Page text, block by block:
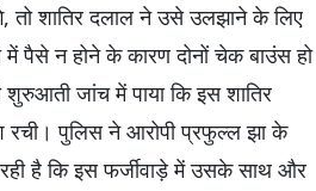
शातिर दलाल ने उसे उलझाने के लिए
पैसे न होने के कारण दोनों चेक बाउंस हो
जांच में पाया कि इस शातिर
रची। पुलिस ने आरोपी प्रफुल्ल झा के
है कि इस फर्जीवाड़े में उसके साथ और